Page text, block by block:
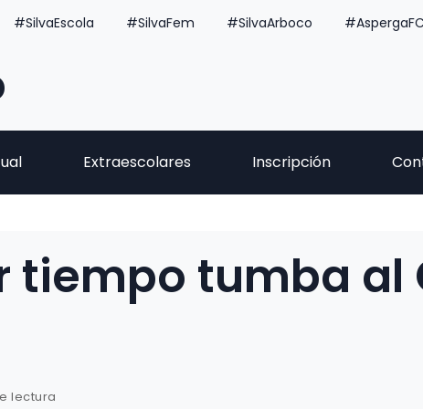
#SilvaEscola #SilvaFem #SilvaArboco #AspergaFC
Extraescolares Inscripción
tiempo tumba al
lectura